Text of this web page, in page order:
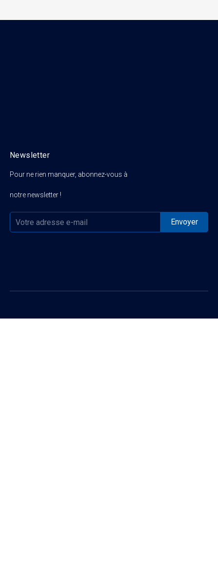
Pour ne rien manquer, abonnez-vous à
notre newsletter !
Newsletter